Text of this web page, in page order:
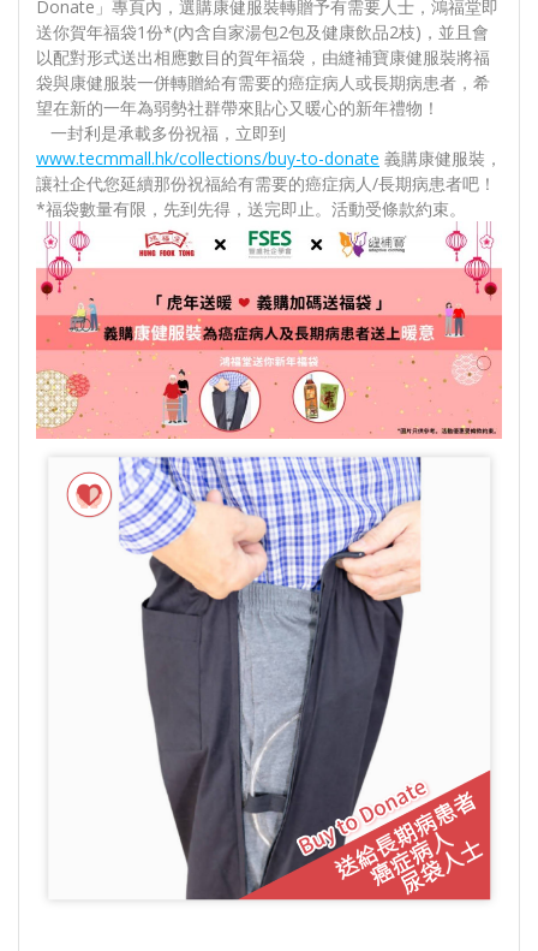
Donate」專頁內，選購康健服裝轉贈予有需要人士，鴻福堂即
送你賀年福袋1份*(內含自家湯包2包及健康飲品2枝)，並且會
以配對形式送出相應數目的賀年福袋，由縫補寶康健服裝將福
袋與康健服裝一併轉贈給有需要的癌症病人或長期病患者，希
望在新的一年為弱勢社群帶來貼心又暖心的新年禮物！
一封利是承載多份祝福，立即到
www.tecmmall.hk/collections/buy-to-donate 義購康健服裝，
讓社企代您延續那份祝福給有需要的癌症病人/長期病患者吧！
*福袋數量有限，先到先得，送完即止。活動受條款約束。